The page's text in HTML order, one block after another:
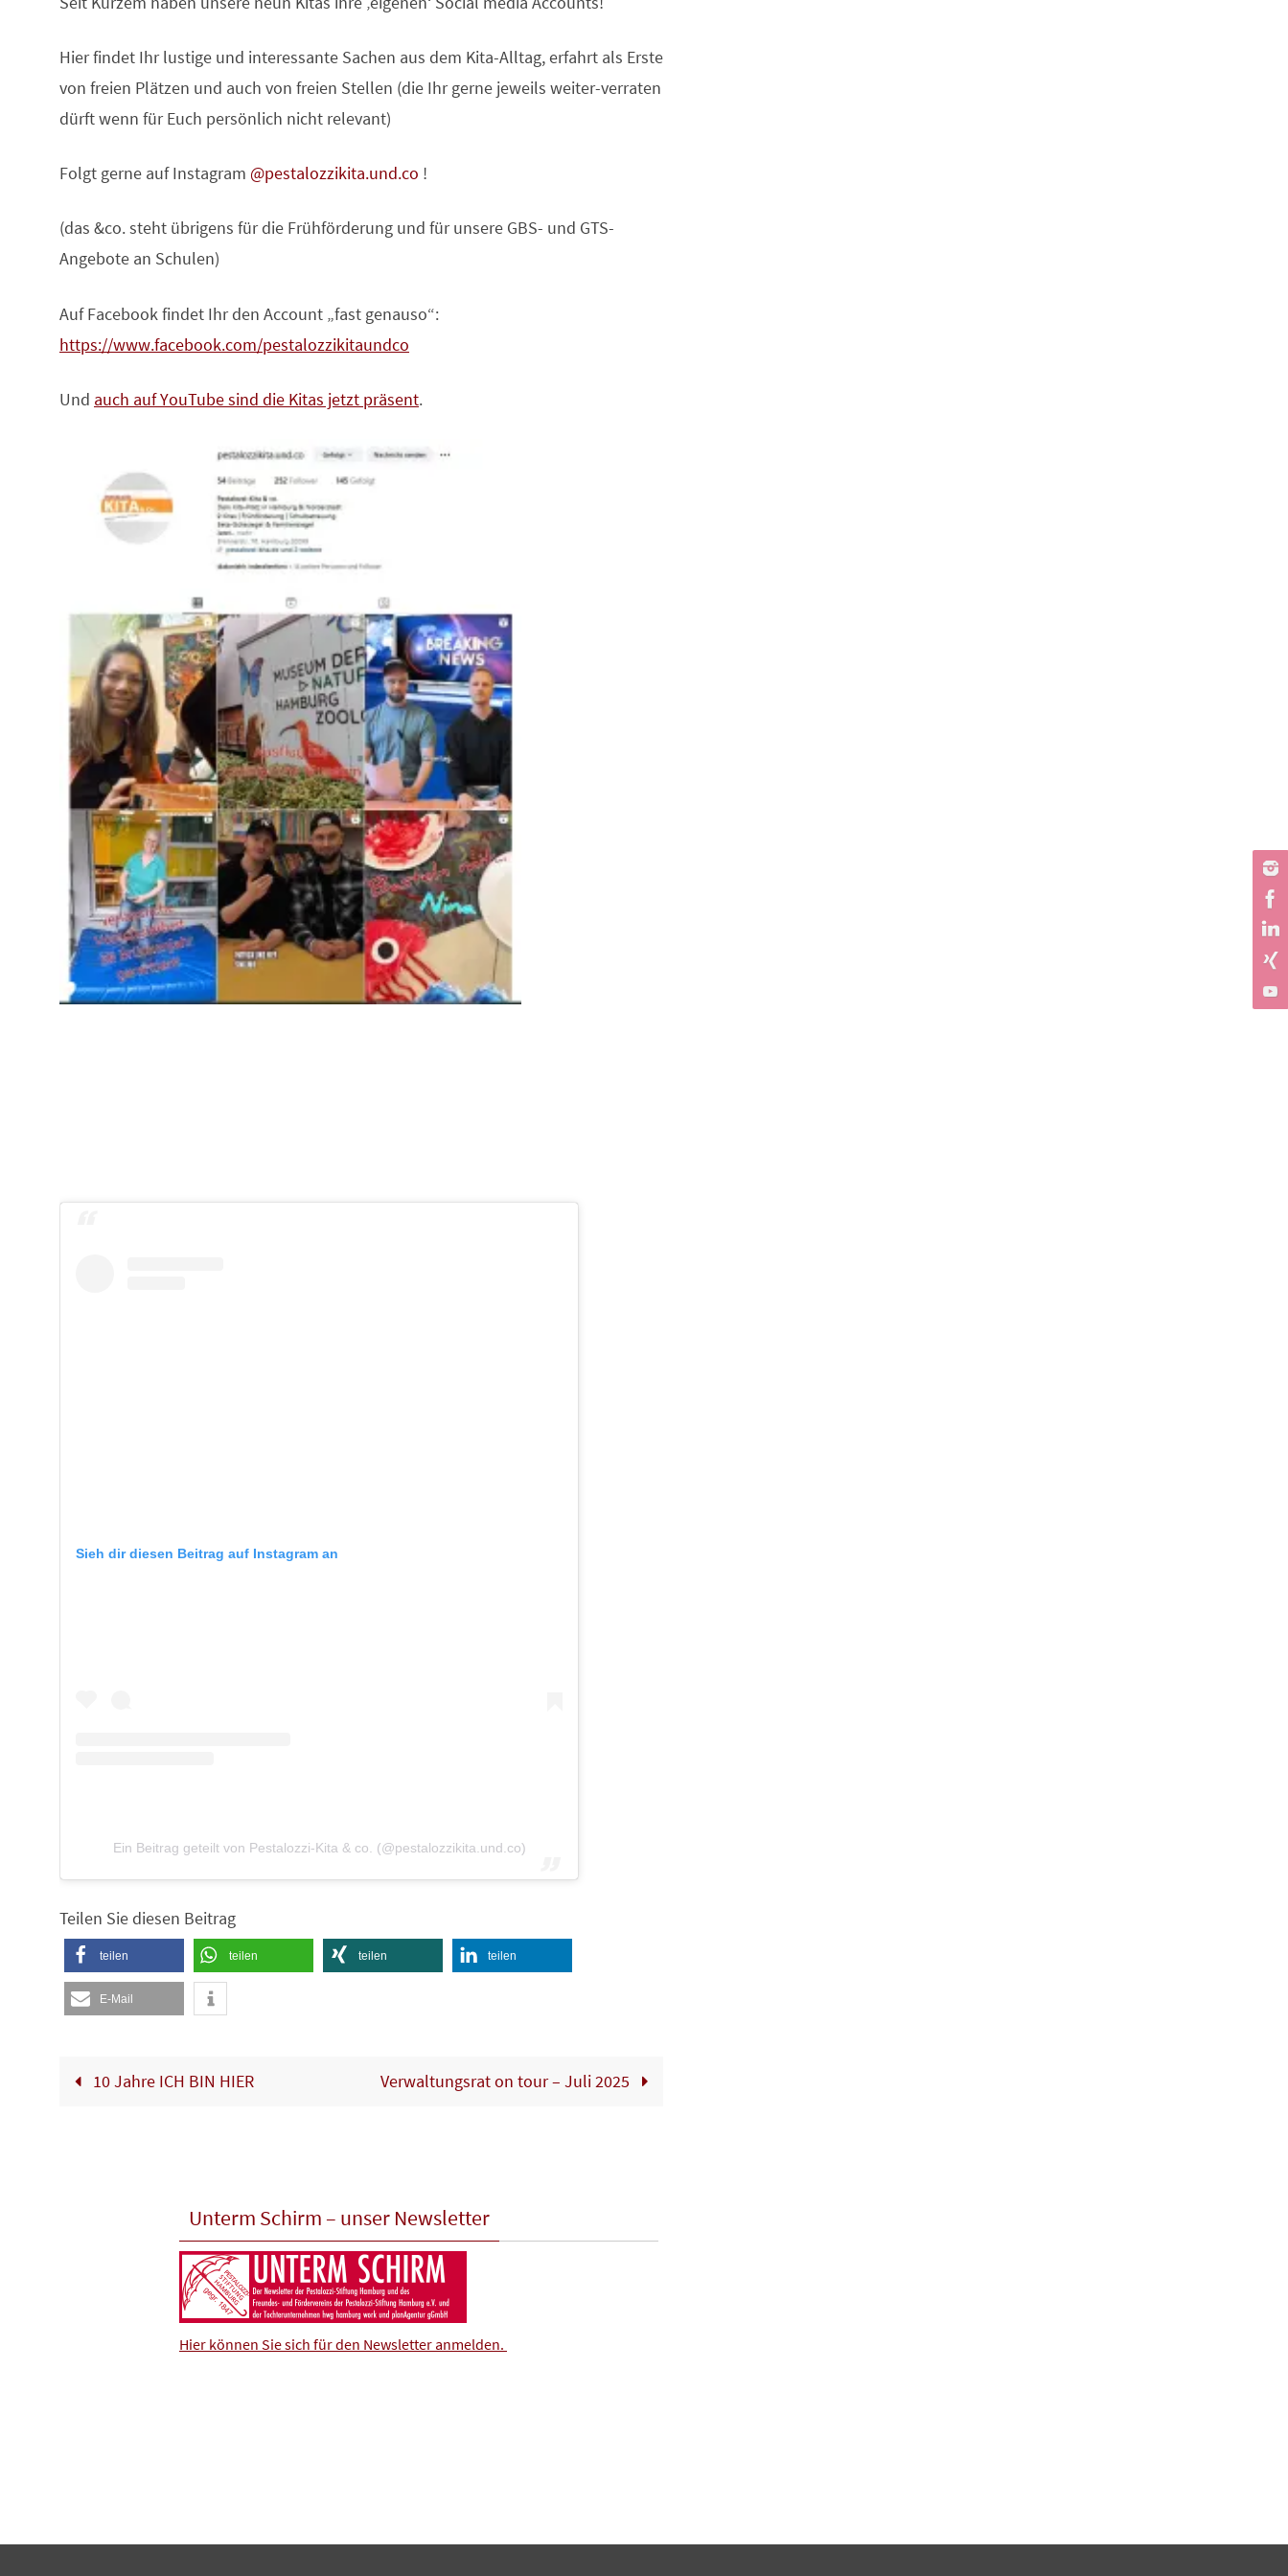
Hier findet Ihr lustige und interessante Sachen aus dem Kita-Alltag, erfahrt als Erste
von freien Plätzen und auch von freien Stellen (die Ihr gerne jeweils weiter-verraten
dürft wenn für Euch persönlich nicht relevant)
Folgt gerne auf Instagram @pestalozzikita.und.co !
(das &co. steht übrigens für die Frühförderung und für unsere GBS- und GTS-
Angebote an Schulen)
Auf Facebook findet Ihr den Account „fast genauso“:
https://www.facebook.com/pestalozzikitaundco
Und auch auf YouTube sind die Kitas jetzt präsent.
Sieh dir diesen Beitrag auf Instagram an
Ein Beitrag geteilt von Pestalozzi-Kita & co. (@pestalozzikita.und.co)
Teilen Sie diesen Beitrag
teilen teilen teilen teilen
E-Mail
10 Jahre ICH BIN HIER Verwaltungsrat on tour – Juli 2025
Unterm Schirm – unser Newsletter
Hier können Sie sich für den Newsletter anmelden.